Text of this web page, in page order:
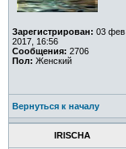
Зарегистрирован: 03 фев
2017, 16:56
Сообщения: 2706
Пол: Женский
Вернуться к началу
IRISCHA